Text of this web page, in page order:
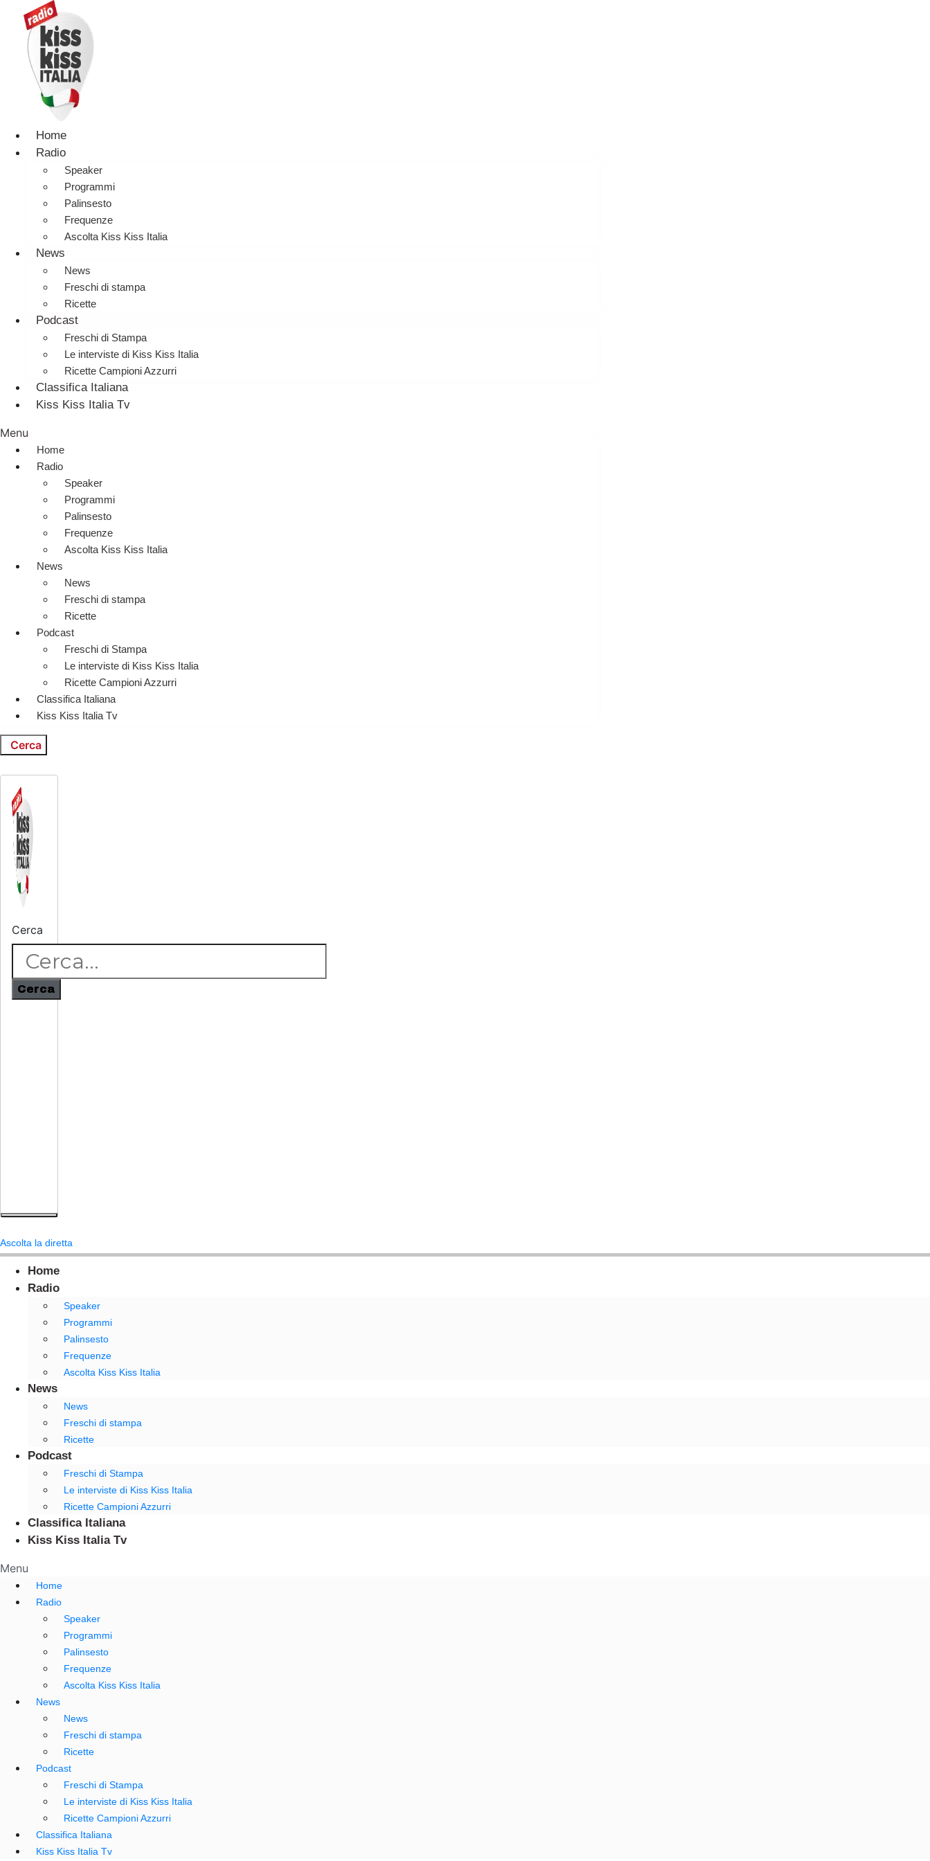
Home
Radio
Speaker
Programmi
Palinsesto
Frequenze
Ascolta Kiss Kiss Italia
News
News
Freschi di stampa
Ricette
Podcast
Freschi di Stampa
Le interviste di Kiss Kiss Italia
Ricette Campioni Azzurri
Classifica Italiana
Kiss Kiss Italia Tv
Menu
Home
Radio
Speaker
Programmi
Palinsesto
Frequenze
Ascolta Kiss Kiss Italia
News
News
Freschi di stampa
Ricette
Podcast
Freschi di Stampa
Le interviste di Kiss Kiss Italia
Ricette Campioni Azzurri
Classifica Italiana
Kiss Kiss Italia Tv
Cerca
Cerca
Cerca
Ascolta la diretta
Home
Radio
Speaker
Programmi
Palinsesto
Frequenze
Ascolta Kiss Kiss Italia
News
News
Freschi di stampa
Ricette
Podcast
Freschi di Stampa
Le interviste di Kiss Kiss Italia
Ricette Campioni Azzurri
Classifica Italiana
Kiss Kiss Italia Tv
Menu
Home
Radio
Speaker
Programmi
Palinsesto
Frequenze
Ascolta Kiss Kiss Italia
News
News
Freschi di stampa
Ricette
Podcast
Freschi di Stampa
Le interviste di Kiss Kiss Italia
Ricette Campioni Azzurri
Classifica Italiana
Kiss Kiss Italia Tv